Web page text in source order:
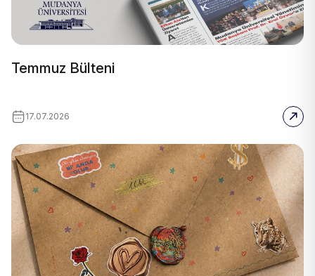
Temmuz Bülteni
17.07.2026